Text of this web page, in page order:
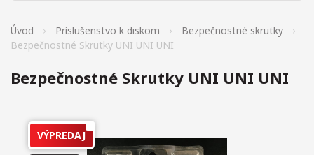
Úvod Príslušenstvo k diskom
Bezpečnostné skrutky
Bezpečnostné Skrutky UNI UNI UNI
Bezpečnostné Skrutky UNI UNI UNI
VÝPREDAJ